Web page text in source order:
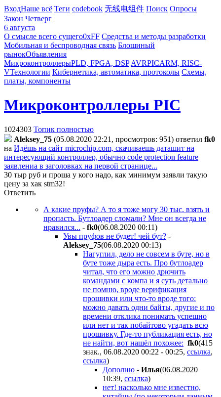
ВходНаше всё Теги codebook 无线电组件 Поиск Опросы
Закон Четверг
6 августа
О смысле всего сущего0xFF Средства и методы разработки
Мобильная и беспроводная связь Блошиный
рынокОбъявления
МикроконтроллерыPLD, FPGA, DSP AVRPICARM, RISC-
VТехнологии Кибернетика, автоматика, протоколы Схемы,
платы, компоненты
Микроконтроллеры PIC
1024303 Топик полностью
Aleksey_75 (05.08.2020 22:21, просмотров: 951) ответил fk0
на Идёшь на сайт microchip.com, скачиваешь даташит на
интересующий контроллер, обычно code protection feature
заявлениа в заголовках на первой странице...
30 тыр руб и проша у кого надо, как минимум заявли такую
цену за хак stm32!
Ответить
А какие пруфы? А то я тоже могу 30 тыс. взять и
пропасть. Бутлоадер сломали? Мне он всегда не
нравился... - fk0(06.08.2020 00:11)
Увы пруфов не будет! чей бут? -
Aleksey_75(06.08.2020 00:13)
Нагуглил, дело не совсем в буте, но в
буте тоже дыра есть. Про бутлоадер
читал, что его можно дрючить
командами с компа и я суть детально
не помню, вроде верификация
прошивки или что-то вроде того:
можно давать одни байты, другие и по
времени отклика понимать успешно
или нет и так побайтово угадать всю
прошивку. Где-то публикация есть, но
не найти, вот нашёл похожее: fk0(415
знак., 06.08.2020 00:22 - 00:25, ссылка,
ссылка)
Дополню - Илья(06.08.2020
10:39, ссылка)
нет! насколько мне известно,